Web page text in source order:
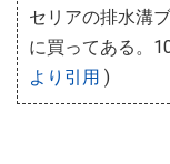
セリアの排水溝
に買ってある。
より引用 )